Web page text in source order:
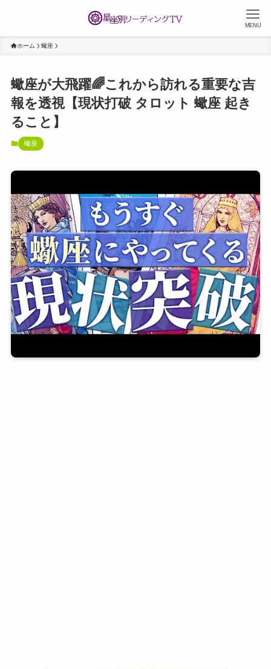
MENU
ホーム 蠍座
蠍座が大飛躍🌈これから訪れる重要な吉
報を透視【現状打破 タロット 蠍座 起き
ること】
蠍座